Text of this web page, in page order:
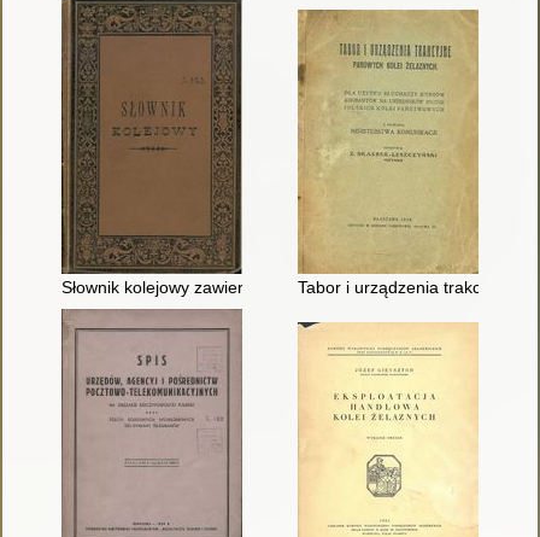
Słownik kolejowy zawierający wyrazy z zakresu budowy,
Tabor i urządzenia trakcyjne